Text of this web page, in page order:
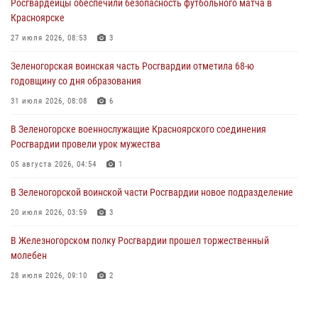
познакомили отдыхающих детей с тонкостями РХБ защиты
03 августа 2026, 13:12
Росгвардии отметили день образования подразделения
03 августа 2026, 13:09
годовщину со дня образования
31 июля 2026, 08:08
Росгвардейцы обеспечили безопасность футбольного матча в
Красноярске
27 июля 2026, 08:53 3
Зеленогорская воинская часть Росгвардии отметила 68-ю
годовщину со дня образования
31 июля 2026, 08:08 6
В Зеленогорске военнослужащие Красноярского соединения
Росгвардии провели урок мужества
05 августа 2026, 04:54 1
В Зеленогорской воинской части Росгвардии новое подразделение
20 июля 2026, 03:59 3
В Железногорском полку Росгвардии прошел торжественный
молебен
28 июля 2026, 09:10 2